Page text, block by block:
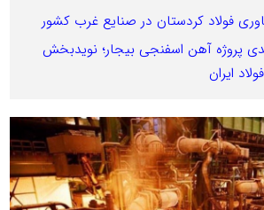
فولاد کردستان در صنایع غرب کشور
۸۰ درصدی پروژه آهن اسفنجی بیجار؛ نویدبخش
ایران